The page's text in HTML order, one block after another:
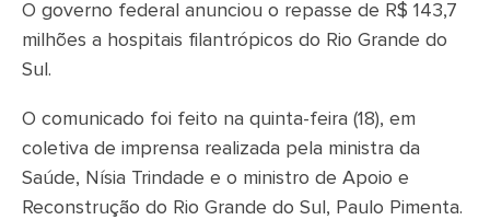
O governo federal anunciou o repasse de R$ 143,7
milhões a hospitais filantrópicos do Rio Grande do
Sul.
O comunicado foi feito na quinta-feira (18), em
coletiva de imprensa realizada pela ministra da
Saúde, Nísia Trindade e o ministro de Apoio e
Reconstrução do Rio Grande do Sul, Paulo Pimenta.